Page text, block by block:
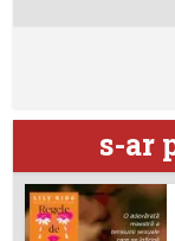
s-ar